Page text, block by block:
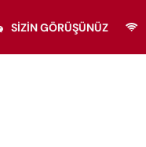
SIZIN GÖRÜŞÜNÜZ